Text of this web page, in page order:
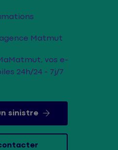
Matmut
vos e-
24h/24 - 7j/7
sinistre